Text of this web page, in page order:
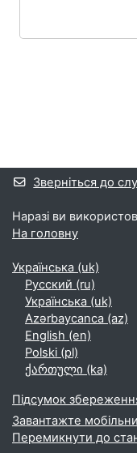
Зверніться до
Наразі ви
На головну
Українська ‎(uk)‎
Русский ‎(ru)‎
Українська ‎(uk)‎
Azərbaycanca ‎(az)‎
English ‎(en)‎
Polski ‎(pl)‎
ქართული ‎(ka)‎
Підсумок
Завантажте
Перемикнути до